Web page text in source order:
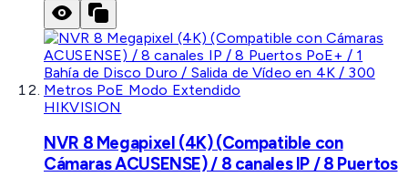
HIKVISION
NVR 8 Megapixel (4K) (Compatible con
Cámaras ACUSENSE) / 8 canales IP / 8 Puertos